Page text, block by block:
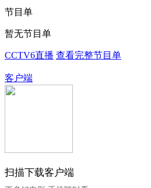
节目单
暂无节目单
CCTV6直播 查看完整节目单
客户端
扫描下载客户端